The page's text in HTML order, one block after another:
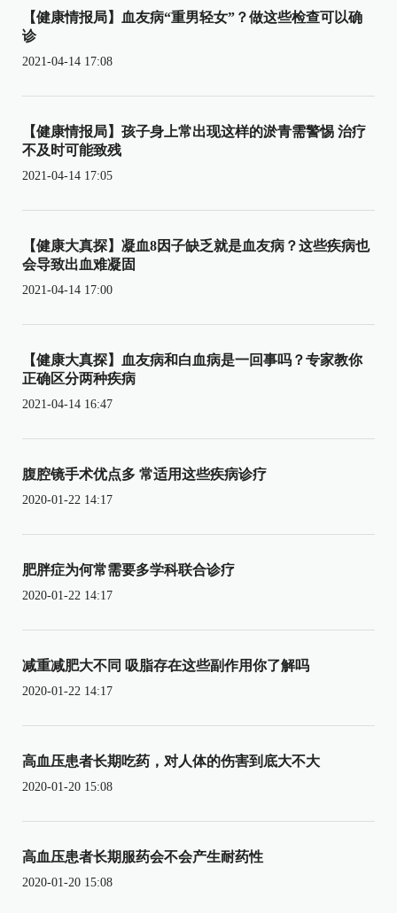
【健康情报局】血友病“重男轻女”？做这些检查可以确
诊
2021-04-14 17:08
【健康情报局】孩子身上常出现这样的淤青需警惕 治疗
不及时可能致残
2021-04-14 17:05
【健康大真探】凝血8因子缺乏就是血友病？这些疾病也
会导致出血难凝固
2021-04-14 17:00
【健康大真探】血友病和白血病是一回事吗？专家教你
正确区分两种疾病
2021-04-14 16:47
腹腔镜手术优点多 常适用这些疾病诊疗
2020-01-22 14:17
肥胖症为何常需要多学科联合诊疗
2020-01-22 14:17
减重减肥大不同 吸脂存在这些副作用你了解吗
2020-01-22 14:17
高血压患者长期吃药，对人体的伤害到底大不大
2020-01-20 15:08
高血压患者长期服药会不会产生耐药性
2020-01-20 15:08